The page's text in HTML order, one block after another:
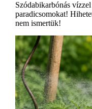
Szódabikarbónás
paradicsomokat!
nem ismertük!